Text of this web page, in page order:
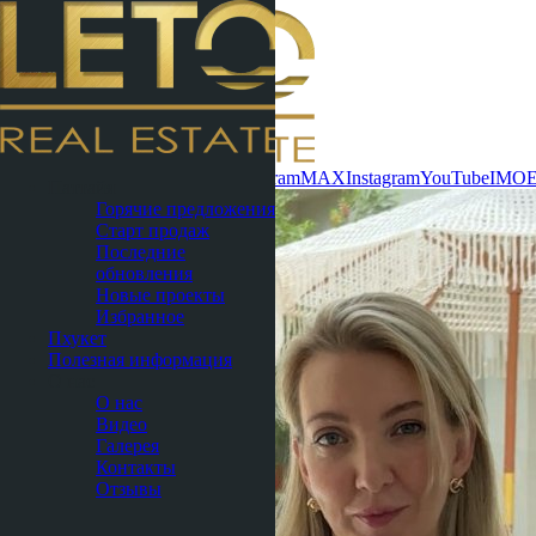
TelegramMAXInstagramYouTubeIMO
Горячие предложения
Старт продаж
Последние
обновления
Новые проекты
Избранное
Пхукет
Полезная информация
О нас
Видео
Галерея
Контакты
Отзывы